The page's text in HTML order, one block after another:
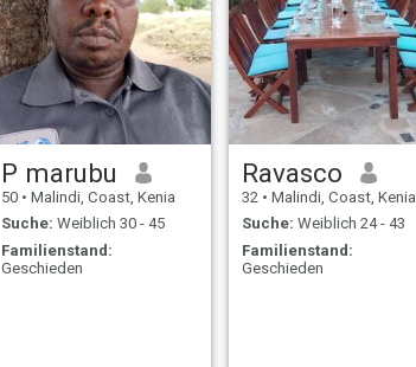
P marubu
50 • Malindi, Coast, Kenia
Suche: Weiblich 30 - 45
Familienstand:
Geschieden
Ravasco
32 • Malindi, Coast, Kenia
Suche: Weiblich 24 - 43
Familienstand:
Geschieden